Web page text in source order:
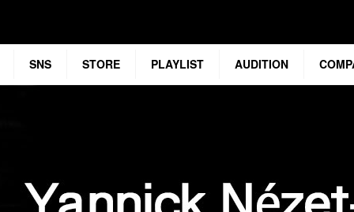
SNS STORE PLAYLIST AUDITION